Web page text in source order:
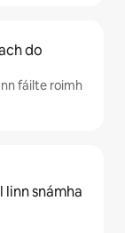
do
fáilte roimh
linn snámha